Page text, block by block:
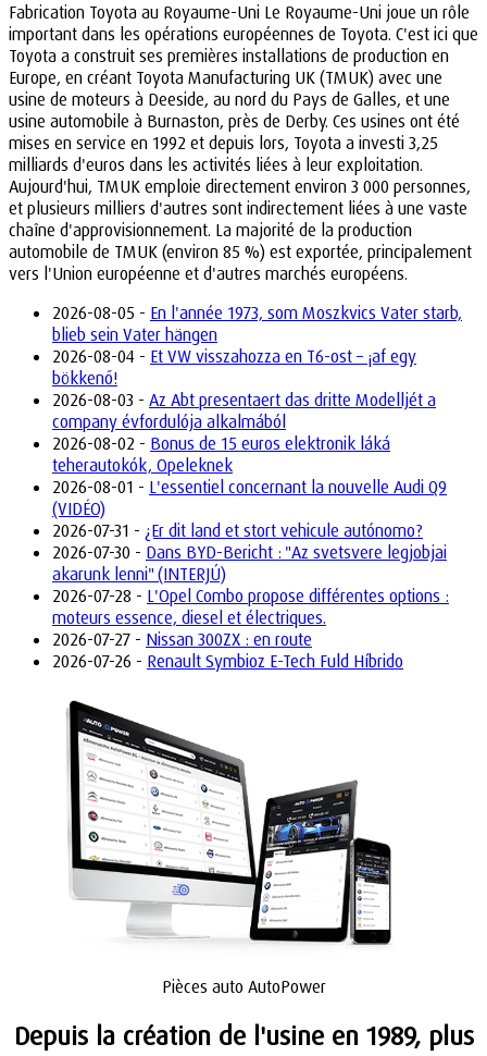
Fabrication Toyota au Royaume-Uni Le Royaume-Uni joue un rôle
important dans les opérations européennes de Toyota. C'est ici que
Toyota a construit ses premières installations de production en
Europe, en créant Toyota Manufacturing UK (TMUK) avec une
usine de moteurs à Deeside, au nord du Pays de Galles, et une
usine automobile à Burnaston, près de Derby. Ces usines ont été
mises en service en 1992 et depuis lors, Toyota a investi 3,25
milliards d'euros dans les activités liées à leur exploitation.
Aujourd'hui, TMUK emploie directement environ 3 000 personnes,
et plusieurs milliers d'autres sont indirectement liées à une vaste
chaîne d'approvisionnement. La majorité de la production
automobile de TMUK (environ 85 %) est exportée, principalement
vers l'Union européenne et d'autres marchés européens.
2026-08-05 - En l'année 1973, som Moszkvics Vater starb,
blieb sein Vater hängen
2026-08-04 - Et VW visszahozza en T6-ost – ¡af egy
bökkenő!
2026-08-03 - Az Abt presentaert das dritte Modelljét a
company évfordulója alkalmából
2026-08-02 - Bonus de 15 euros elektronik láká
teherautokók, Opeleknek
2026-08-01 - L'essentiel concernant la nouvelle Audi Q9
(VIDÉO)
2026-07-31 - ¿Er dit land et stort vehicule autónomo?
2026-07-30 - Dans BYD-Bericht : "Az svetsvere legjobjai
akarunk lenni" (INTERJÚ)
2026-07-28 - L'Opel Combo propose différentes options :
moteurs essence, diesel et électriques.
2026-07-27 - Nissan 300ZX : en route
2026-07-26 - Renault Symbioz E-Tech Fuld Híbrido
Pièces auto AutoPower
Depuis la création de l'usine en 1989, plus